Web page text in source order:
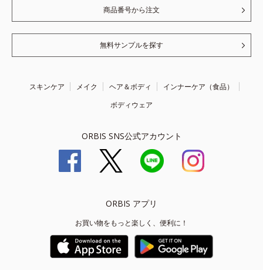
商品番号から注文
無料サンプルを探す
スキンケア メイク ヘア＆ボディ
インナーケア（食品）
ボディウェア
ORBIS SNS公式アカウント
ORBIS アプリ
お買い物をもっと楽しく、便利に！